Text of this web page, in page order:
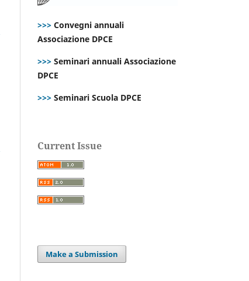
>>> Convegni annuali
Associazione DPCE
>>> Seminari annuali Associazione
DPCE
>>> Seminari Scuola DPCE
Current Issue
Make a Submission